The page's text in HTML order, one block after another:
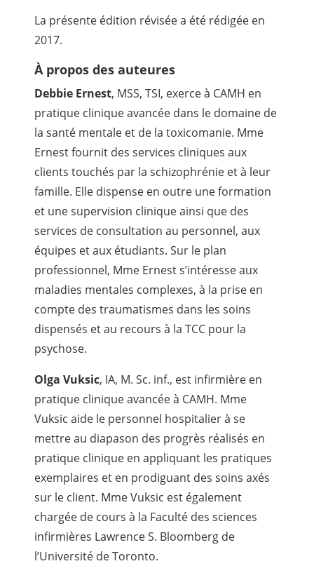
La présente édition révisée a été rédigée en
2017.
À propos des auteures
Debbie Ernest, MSS, TSI, exerce à CAMH en
pratique clinique avancée dans le domaine de
la santé mentale et de la toxicomanie. Mme
Ernest fournit des services cliniques aux
clients touchés par la schizophrénie et à leur
famille. Elle dispense en outre une formation
et une supervision clinique ainsi que des
services de consultation au personnel, aux
équipes et aux étudiants. Sur le plan
professionnel, Mme Ernest s’intéresse aux
maladies mentales complexes, à la prise en
compte des traumatismes dans les soins
dispensés et au recours à la TCC pour la
psychose.
Olga Vuksic, IA, M. Sc. inf., est infirmière en
pratique clinique avancée à CAMH. Mme
Vuksic aide le personnel hospitalier à se
mettre au diapason des progrès réalisés en
pratique clinique en appliquant les pratiques
exemplaires et en prodiguant des soins axés
sur le client. Mme Vuksic est également
chargée de cours à la Faculté des sciences
infirmières Lawrence S. Bloomberg de
l’Université de Toronto.